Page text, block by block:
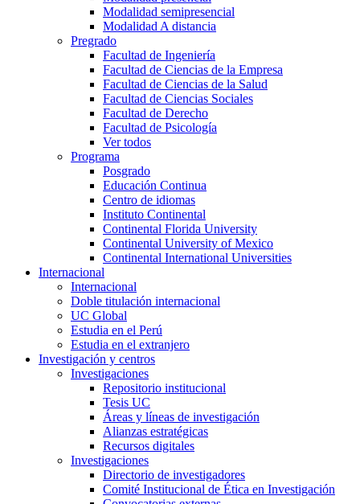
Modalidad semipresencial
Modalidad A distancia
Pregrado
Facultad de Ingeniería
Facultad de Ciencias de la Empresa
Facultad de Ciencias de la Salud
Facultad de Ciencias Sociales
Facultad de Derecho
Facultad de Psicología
Ver todos
Programa
Posgrado
Educación Continua
Centro de idiomas
Instituto Continental
Continental Florida University
Continental University of Mexico
Continental International Universities
Internacional
Internacional
Doble titulación internacional
UC Global
Estudia en el Perú
Estudia en el extranjero
Investigación y centros
Investigaciones
Repositorio institucional
Tesis UC
Áreas y líneas de investigación
Alianzas estratégicas
Recursos digitales
Investigaciones
Directorio de investigadores
Comité Institucional de Ética en Investigación